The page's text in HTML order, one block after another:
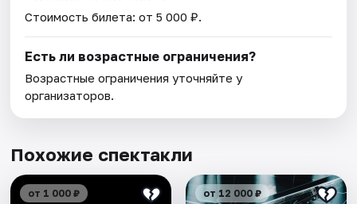
Стоимость билета: от 5 000 ₽.
Есть ли возрастные ограничения?
Возрастные ограничения уточняйте у
организаторов.
Похожие спектакли
от 1 000 ₽ от 12 000 ₽